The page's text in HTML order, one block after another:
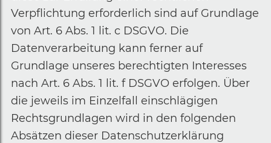
Verpflichtung erforderlich sind auf Grundlage
von Art. 6 Abs. 1 lit. c DSGVO. Die
Datenverarbeitung kann ferner auf
Grundlage unseres berechtigten Interesses
nach Art. 6 Abs. 1 lit. f DSGVO erfolgen. Über
die jeweils im Einzelfall einschlägigen
Rechtsgrundlagen wird in den folgenden
Absätzen dieser Datenschutzerklärung